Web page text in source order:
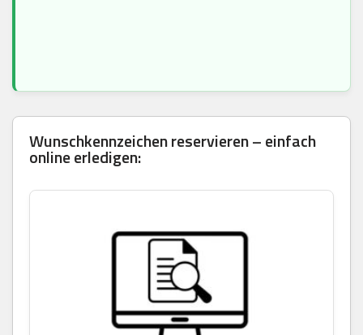
Wunschkennzeichen reservieren – einfach
online erledigen: